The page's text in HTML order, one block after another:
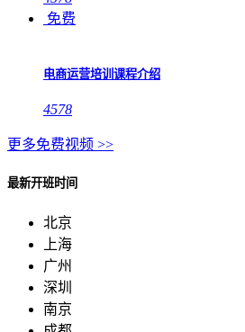
免费
电商运营培训课程介绍
4578
更多免费视频 >>
最新开班时间
北京
上海
广州
深圳
南京